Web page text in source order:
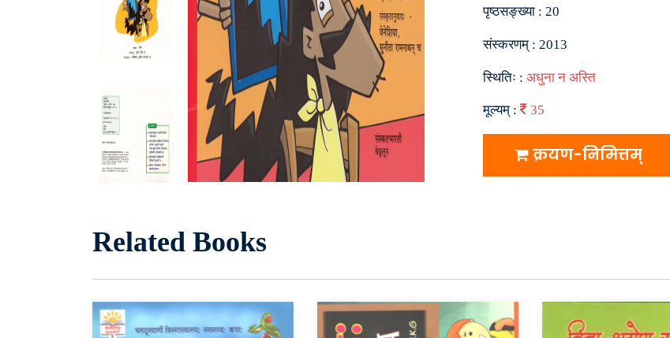
पृष्ठसङ्ख्या : 20
संस्करणम् : 2013
स्थितिः : अधुना न अस्ति
मूल्यम् : 35
क्रयण-निमित्तम्
Related Books